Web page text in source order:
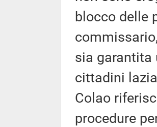
blocco delle
sia garantita
cittadini
Colao
procedure